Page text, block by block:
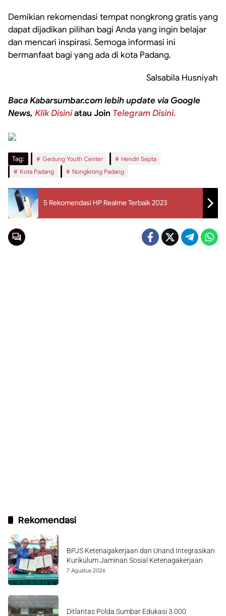
Demikian rekomendasi tempat nongkrong gratis yang
dapat dijadikan pilihan bagi Anda yang ingin belajar
dan mencari inspirasi. Semoga informasi ini
bermanfaat bagi yang ada di kota Padang.
Salsabila Husniyah
Baca Kabarsumbar.com lebih update via Google
News, Klik Disiniatau Join Telegram Disini.
Tag: Gedung Youth Center
Hendri Septa
Kota Padang
Nongkrong Padang
5 Rekomendasi HP Realme Terbaik 2023
Rekomendasi
BPJS Ketenagakerjaan dan Unand Integrasikan
Kurikulum Jaminan Sosial Ketenagakerjaan
7 Agustus 2026
Ditlantas Polda Sumbar Edukasi 3.000